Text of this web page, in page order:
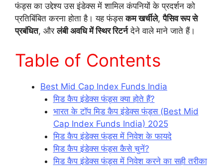
फंड्स का उद्देश्य उस इंडेक्स में शामिल कंपनियों के प्रदर्शन को
प्रतिबिंबित करना होता है। यह फंड्सकम खर्चीले,पैसिव रूप से
प्रबंधित, औरलंबी अवधि में स्थिर रिटर्नदेने वाले माने जाते हैं।
Table of Contents
Best Mid Cap Index Funds India
मिड कैप इंडेक्स फंड्स क्या होते हैं?
भारत के टॉप मिड कैप इंडेक्स फंड्स (Best Mid
Cap Index Funds India) 2025
मिड कैप इंडेक्स फंड्स में निवेश के फायदे
मिड कैप इंडेक्स फंड्स कैसे चुनें?
मिड कैप इंडेक्स फंड्स में निवेश करने का सही तरीका